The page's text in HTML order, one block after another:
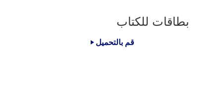
بطاقات للكتاب
قم بالتحميل